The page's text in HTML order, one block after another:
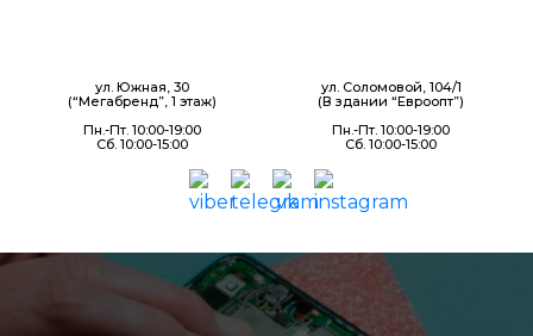
ул. Южная, 30
(“Мегабренд”, 1 этаж)
Пн.-Пт. 10:00-19:00
Сб. 10:00-15:00
ул. Соломовой, 104/1
(В здании “Евроопт”)
Пн.-Пт. 10:00-19:00
Сб. 10:00-15:00